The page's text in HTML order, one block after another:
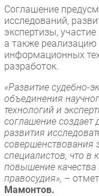
IT класс
Тестовый стенд
Каталог
Соглашение
исследований,
экспертизы,
а также реализацию
информационных
разработок.
«Развитие судебно-
объединения
технологий и
соглашение
развития
совершенствования
специалистов, что в
повышение качества
правосудия», –
Мамонтов.